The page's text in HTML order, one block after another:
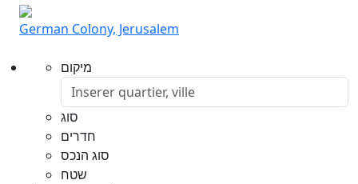
German Colony, Jerusalem
מיקום
סוג
חדרים
סוג הנכס
שטח